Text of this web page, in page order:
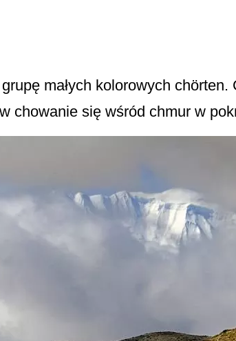
małych kolorowych
chowanie się wśród chmur w